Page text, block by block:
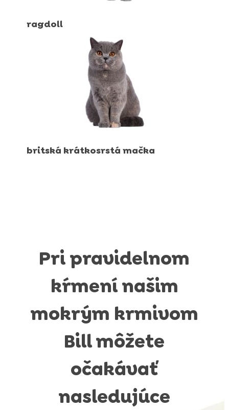
ragdoll
britská krátkosrstá mačka
Pri pravidelnom
kŕmení našim
mokrým krmivom
Bill môžete
očakávať
nasledujúce